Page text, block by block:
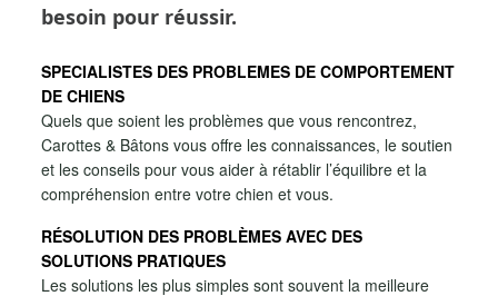
besoin pour réussir.
SPECIALISTES DES PROBLEMES DE COMPORTEMENT
DE CHIENS
Quels que soient les problèmes que vous rencontrez,
Carottes & Bâtons vous offre les connaissances, le soutien
et les conseils pour vous aider à rétablir l’équilibre et la
compréhension entre votre chien et vous.
RÉSOLUTION DES PROBLÈMES AVEC DES
SOLUTIONS PRATIQUES
Les solutions les plus simples sont souvent la meilleure